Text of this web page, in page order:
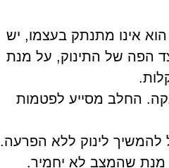
אינו מתנתק בעצמו, יש
הפה של התינוק, על מנת
החלב מסייע לפטמות
להמשיך לינוק ללא הפרעה.
מנת שהמצב לא יחמיר.